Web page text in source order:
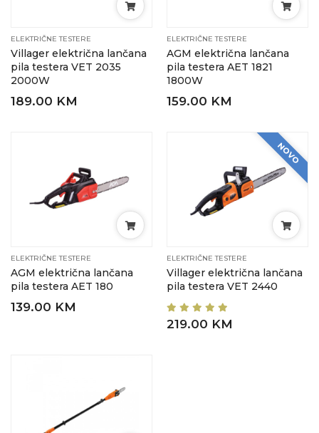
ELEKTRIČNE TESTERE
Villager električna lančana
pila testera VET 2035
2000W
189.00 KM
ELEKTRIČNE TESTERE
AGM električna lančana
pila testera AET 1821
1800W
159.00 KM
ELEKTRIČNE TESTERE
AGM električna lančana
pila testera AET 180
139.00 KM
NOVO
ELEKTRIČNE TESTERE
Villager električna lančana
pila testera VET 2440
219.00 KM